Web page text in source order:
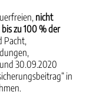
nicht
bis zu 100 % der
Pacht,
30.09.2020
in